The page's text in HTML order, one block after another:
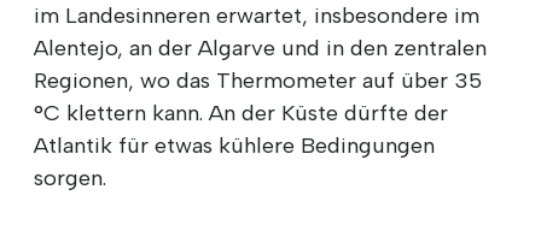
im Landesinneren erwartet, insbesondere im
Alentejo, an der Algarve und in den zentralen
Regionen, wo das Thermometer auf über 35
°C klettern kann. An der Küste dürfte der
Atlantik für etwas kühlere Bedingungen
sorgen.